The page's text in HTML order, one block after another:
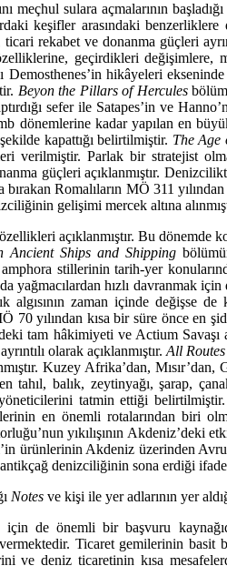
sulara açmalarının
keşifler arasındaki benzerliklere
re­kabet ve donanma güçleri
geçirdikleri değişim­lere,
hikâyeleri
Beyon the Pillars of Hercules
sefer ile Satapes’in ve
dönemlerine kadar yapılan en
kapattığı belirtilmiştir. The
Parlak bir stratejist
güçleri açıklan­mıştır.
Romalıların MÖ 311
gelişimi mercek altına
açıklanmıştır. Bu dö­nemde
Ancient Ships and Shipping
stillerinin tarih-yer
hızlı davranmak için
zaman içinde değişse
yılından kısa bir süre önce en
tam hâki­miyeti ve Actium Savaşı
olarak açıklanmıştır. All
Kuzey Afrika’dan, Mısır’dan,
tahıl, balık, zeytinyağı, şarap,
tatmin ettiği
en önemli rotalarından biri
yıkılışının Akdeniz’deki
ürünlerinin Akdeniz üzerinden
denizciliğinin sona erdiği
Notes ve kişi ile yer adlarının yer
de önemli bir başvuru
Ticaret gemilerinin basit
deniz tica­retinin kısa